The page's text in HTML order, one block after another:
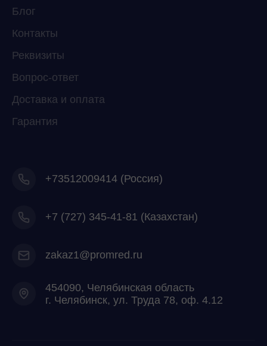
Блог
Контакты
Реквизиты
Вопрос-ответ
Доставка и оплата
Гарантия
+73512009414 (Россия)
+7 (727) 345-41-81 (Казахстан)
zakaz1@promred.ru
454090, Челябинская область
г. Челябинск, ул. Труда 78, оф. 4.12